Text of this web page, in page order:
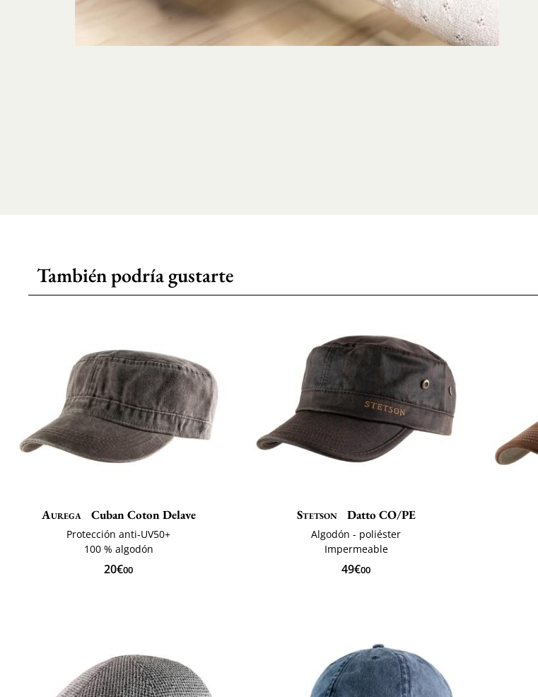
También podría gustarte
Aurega Cuban Coton Delave
Protección anti-UV50+
100 % algodón
20€00
Stetson Datto CO/PE
Algodón - poliéster
Impermeable
49€00